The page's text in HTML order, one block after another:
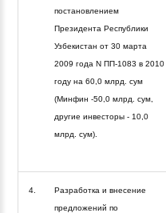
постановлением
Президента Республики
Узбекистан от 30 марта
2009 года N ПП-1083 в 2010
году на 60,0 млрд. сум
(Минфин -50,0 млрд. сум,
другие инвесторы - 10,0
млрд. сум).
4.
Разработка и внесение
предложений по